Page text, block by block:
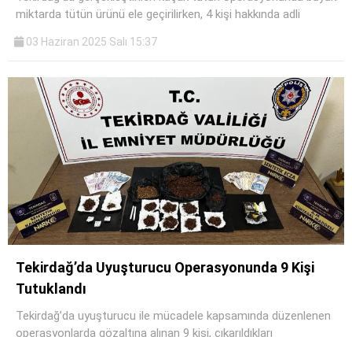
miktarda tütün ürünü ele geçirilirken, 4 kişi hakkında adli
03 Haziran 2025 Salı 15:37
Tekirdağ’da Uyuşturucu Operasyonunda 9 Kişi
Tutuklandı
Tekirdağ’da uyuşturucu ile mücadele kapsamında düzenlenen
operasyonlarda gözaltına alınan 9 kişi, çıkarıldıkları